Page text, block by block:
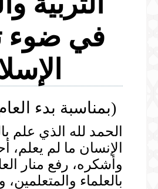
الخطب
الصلوات
المكتبة الصوتية
المحاضرات
في ضوء
(بمناسبة بدء
الحمد لله الذي علم
الإنسان ما لم يعلم،
وأشكره، رفع منار
بالعلماء